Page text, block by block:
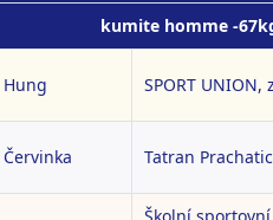
kumite homme -
Hung SPORT UNION,
Červinka Tatran